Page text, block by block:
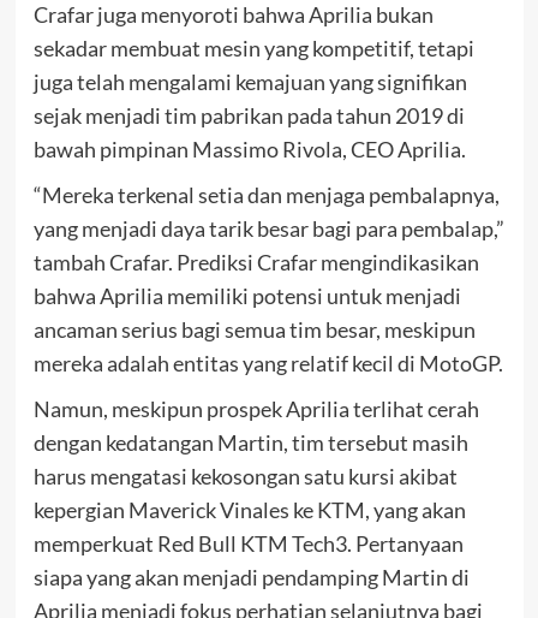
Crafar juga menyoroti bahwa Aprilia bukan
sekadar membuat mesin yang kompetitif, tetapi
juga telah mengalami kemajuan yang signifikan
sejak menjadi tim pabrikan pada tahun 2019 di
bawah pimpinan Massimo Rivola, CEO Aprilia.
“Mereka terkenal setia dan menjaga pembalapnya,
yang menjadi daya tarik besar bagi para pembalap,”
tambah Crafar. Prediksi Crafar mengindikasikan
bahwa Aprilia memiliki potensi untuk menjadi
ancaman serius bagi semua tim besar, meskipun
mereka adalah entitas yang relatif kecil di MotoGP.
Namun, meskipun prospek Aprilia terlihat cerah
dengan kedatangan Martin, tim tersebut masih
harus mengatasi kekosongan satu kursi akibat
kepergian Maverick Vinales ke KTM, yang akan
memperkuat Red Bull KTM Tech3. Pertanyaan
siapa yang akan menjadi pendamping Martin di
Aprilia menjadi fokus perhatian selanjutnya bagi